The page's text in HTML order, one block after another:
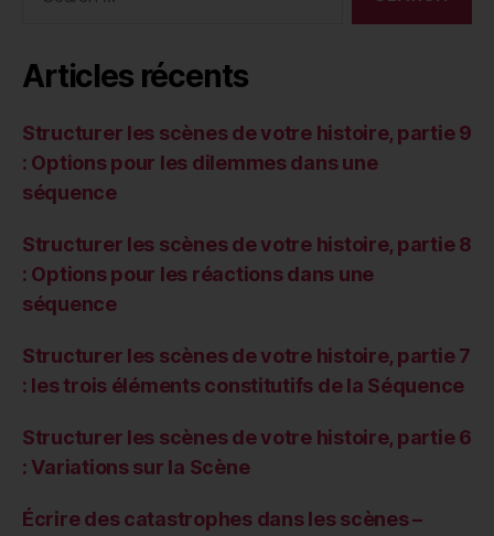
Articles récents
Structurer les scènes de votre histoire, partie 9
: Options pour les dilemmes dans une
séquence
Structurer les scènes de votre histoire, partie 8
: Options pour les réactions dans une
séquence
Structurer les scènes de votre histoire, partie 7
: les trois éléments constitutifs de la Séquence
Structurer les scènes de votre histoire, partie 6
: Variations sur la Scène
Écrire des catastrophes dans les scènes –